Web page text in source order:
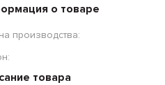
о товаре
производства:
товара